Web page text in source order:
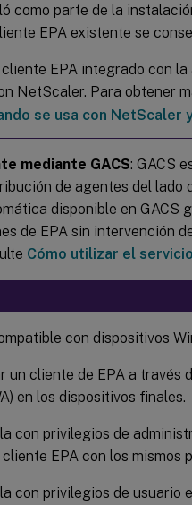
como parte de la
EPA existente se
EPA integrado con
NetScaler. Para obtener
se usa con NetScaler
mediante GACS: GACS
de agentes del lado
disponible en GACS
de EPA sin intervención
Cómo utilizar el
con dispositivos
un cliente de EPA a través
en los dispositivos finales.
con privilegios de
EPA con los mismos
con privilegios de usuario